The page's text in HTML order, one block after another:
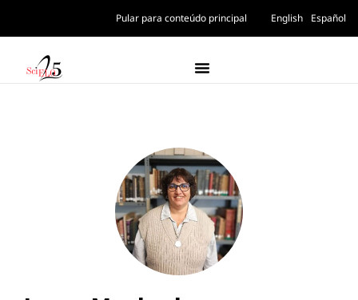
Pular para conteúdo principal English Español